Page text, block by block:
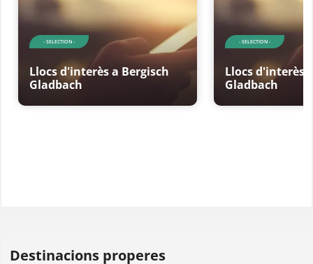
- SELECTION -
Llocs d'interès a Bergisch
Gladbach
- SELECTION -
Llocs d'interès
Gladbach
Destinacions properes